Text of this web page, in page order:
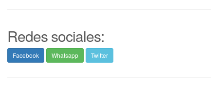
Redes sociales:
Facebook Whatsapp Twitter